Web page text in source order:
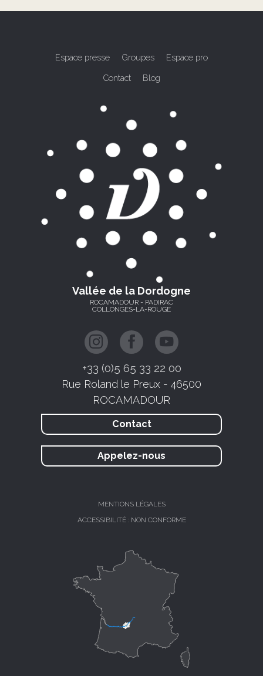
Espace presse Groupes Espace pro
Contact Blog
Vallée de la Dordogne
ROCAMADOUR - PADIRAC
COLLONGES-LA-ROUGE
+33 (0)5 65 33 22 00
Rue Roland le Preux - 46500
ROCAMADOUR
Contact
Appelez-nous
MENTIONS LÉGALES
ACCESSIBILITÉ : NON CONFORME